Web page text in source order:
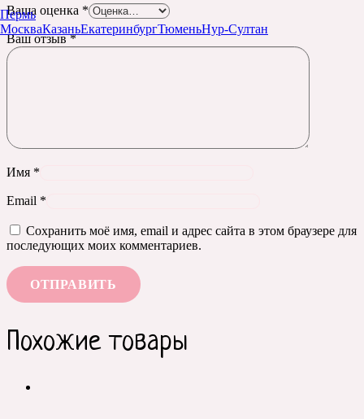
Пермь
МоскваКазаньЕкатеринбургТюменьНур-Султан
Ваша оценка *
Ваш отзыв*
Имя *
Email *
Сохранить моё имя, email и адрес сайта в этом браузере для
последующих моих комментариев.
Похожие товары